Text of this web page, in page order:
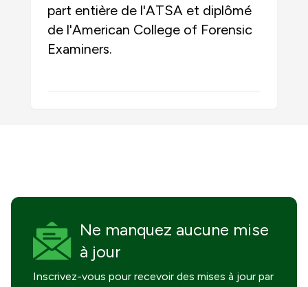
part entière de l'ATSA et diplômé
de l'American College of Forensic
Examiners.
Ne manquez aucune mise
à jour
Inscrivez-vous pour recevoir des mises à jour par